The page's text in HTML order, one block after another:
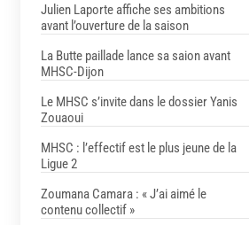
Julien Laporte affiche ses ambitions
avant l’ouverture de la saison
La Butte paillade lance sa saion avant
MHSC-Dijon
Le MHSC s’invite dans le dossier Yanis
Zouaoui
MHSC : l’effectif est le plus jeune de la
Ligue 2
Zoumana Camara : « J’ai aimé le
contenu collectif »